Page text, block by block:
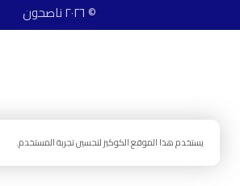
© ٢٠٢٦ ناصحون
يستخدم هذا الموقع الكوكيز لتحسين تجربة المستخدم.